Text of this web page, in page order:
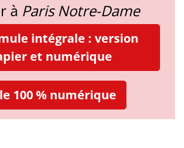
à Paris Notre-Dame
intégrale : version
et numérique
100 % numérique